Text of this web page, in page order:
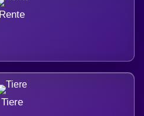
Rente
Tiere